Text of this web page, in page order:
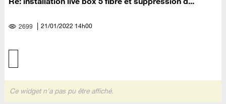
2699 ‎21/01/2022 14h00
Ce widget n'a pas pu être affiché.